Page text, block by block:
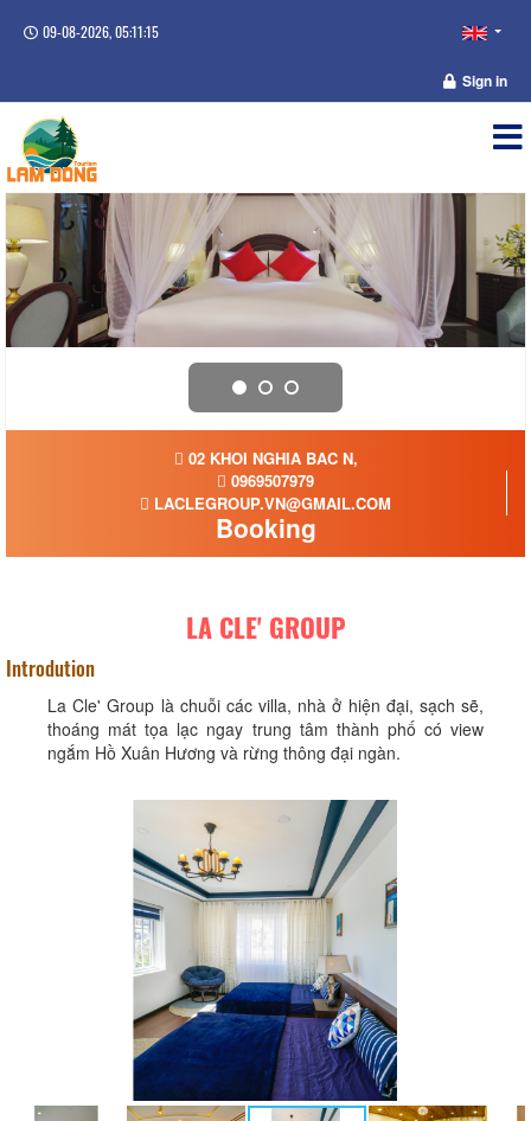
09-08-2026, 05:11:16
Sign in
02 KHOI NGHIA BAC N,
0969507979
LACLEGROUP.VN@GMAIL.COM
Booking
LA CLE' GROUP
Introdution
La Cle' Group là chuỗi các villa, nhà ở hiện đại, sạch sẽ,
thoáng mát tọa lạc ngay trung tâm thành phố có view
ngắm Hồ Xuân Hương và rừng thông đại ngàn.